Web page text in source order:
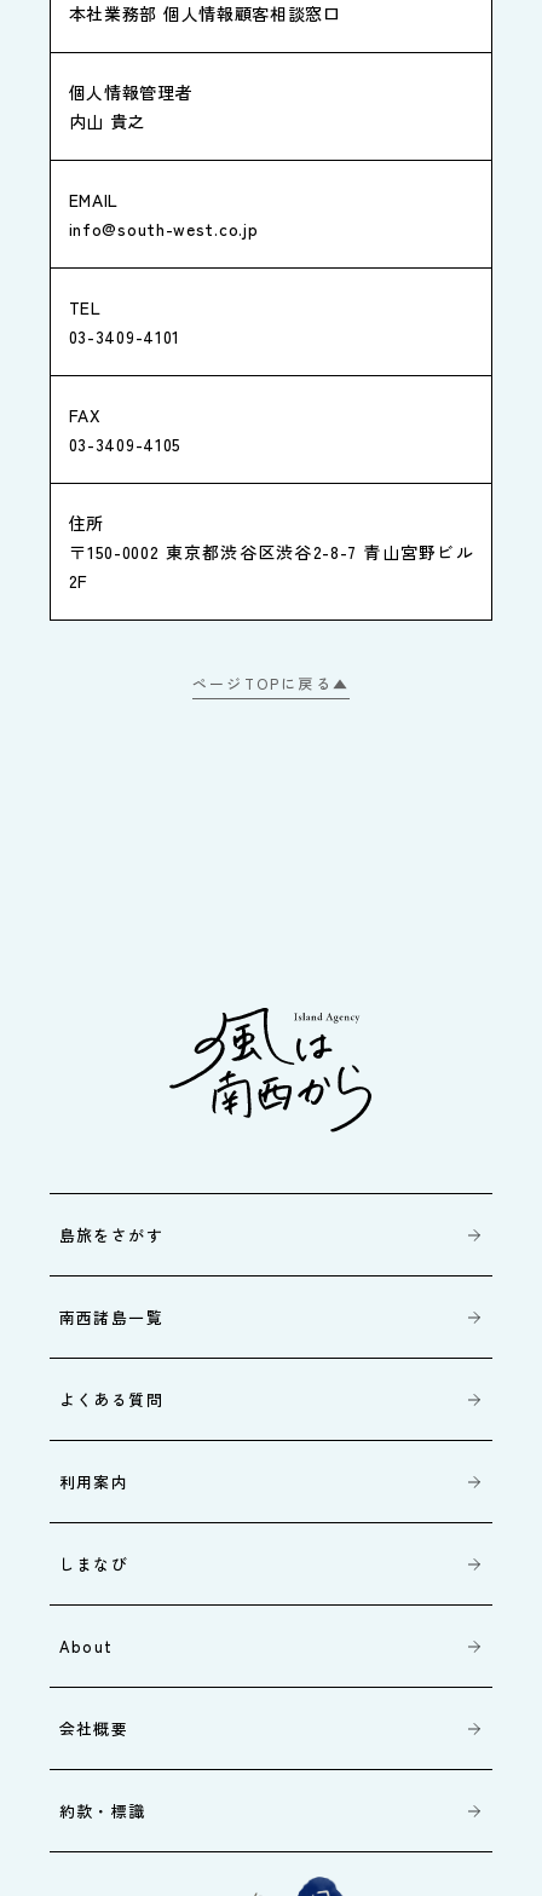
本社業務部 個人情報顧客相談窓口
個人情報管理者
内山 貴之
EMAIL
info@south-west.co.jp
TEL
03-3409-4101
FAX
03-3409-4105
住所
〒150-0002 東京都渋谷区渋谷2-8-7 青山宮野ビル
2F
ページTOPに戻る▲
島旅をさがす
南西諸島一覧
よくある質問
利用案内
しまなび
About
会社概要
約款・標識